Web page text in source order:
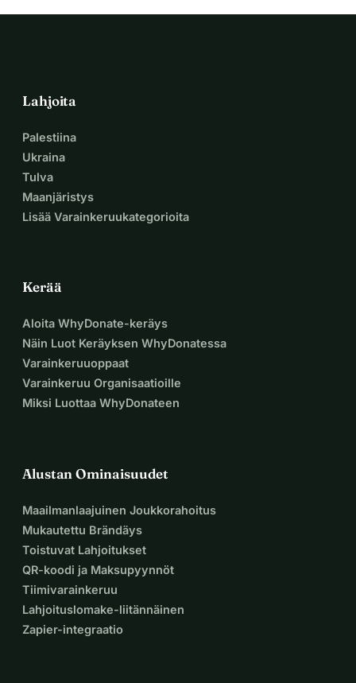
Lahjoita: Jokainen 5 , 50 tai 500 vie lasta lähemmäksi
huijauksen (katso virallinen raportti galleriamme).
Taistellaan näiden lasten oikeuksien puolesta ja
tarvitsemme sinut sankariksi tässä tarinassa.
Älä anna huijareiden voittaa. Saadaan nämä lapset
pyöräilemään.
Lahjoita
Palestiina
Ukraina
Tulva
Maanjäristys
Lisää Varainkeruukategorioita
Kerää
Aloita WhyDonate-keräys
Näin Luot Keräyksen WhyDonatessa
Varainkeruuoppaat
Varainkeruu Organisaatioille
Miksi Luottaa WhyDonateen
Alustan Ominaisuudet
Maailmanlaajuinen Joukkorahoitus
Mukautettu Brändäys
Toistuvat Lahjoitukset
QR-koodi ja Maksupyynnöt
Tiimivarainkeruu
Lahjoituslomake-liitännäinen
Zapier-integraatio